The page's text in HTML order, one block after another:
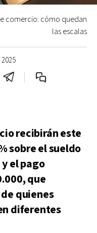
comercio: cómo quedan
las escalas
recibirán este
sobre el sueldo
el pago
que
quienes
diferentes